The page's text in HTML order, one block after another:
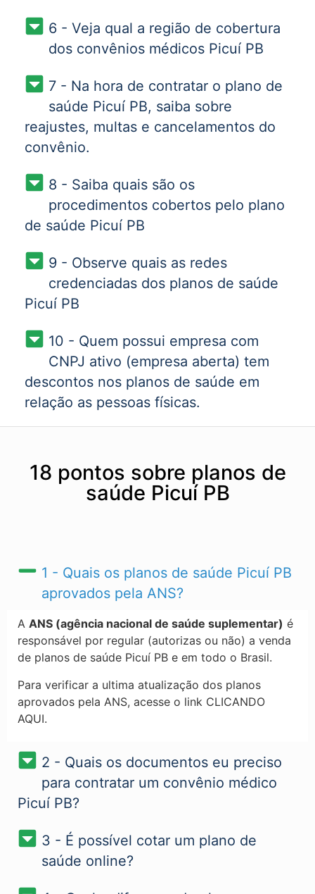
6 - Veja qual a região de cobertura
dos convênios médicos Picuí PB
7 - Na hora de contratar o plano de
saúde Picuí PB, saiba sobre
reajustes, multas e cancelamentos do
convênio.
8 - Saiba quais são os
procedimentos cobertos pelo plano
de saúde Picuí PB
9 - Observe quais as redes
credenciadas dos planos de saúde
Picuí PB
10 - Quem possui empresa com
CNPJ ativo (empresa aberta) tem
descontos nos planos de saúde em
relação as pessoas físicas.
18 pontos sobre planos de
saúde Picuí PB
1 - Quais os planos de saúde Picuí PB​
aprovados pela ANS?
A ANS (agência nacional de saúde suplementar) é
responsável por regular (autorizas ou não) a venda
de planos de saúde Picuí PB​ e em todo o Brasil.
Para verificar a ultima atualização dos planos
aprovados pela ANS, acesse o link CLICANDO
AQUI.
2 - Quais os documentos eu preciso
para contratar um convênio médico
Picuí PB?
3 - É possível cotar um plano de
saúde online?